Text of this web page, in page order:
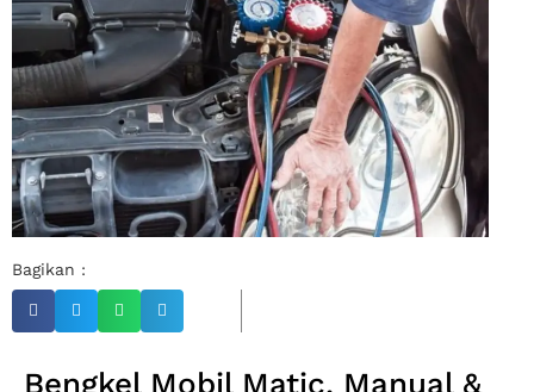
Bagikan :
Bengkel Mobil Matic, Manual &